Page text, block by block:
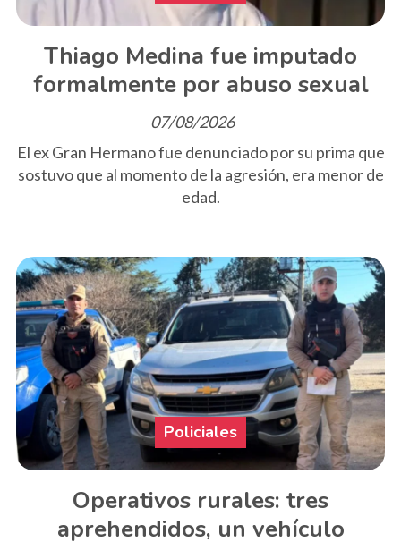
Thiago Medina fue imputado
formalmente por abuso sexual
07/08/2026
El ex Gran Hermano fue denunciado por su prima que
sostuvo que al momento de la agresión, era menor de
edad.
Operativos rurales: tres
aprehendidos, un vehículo
Policiales